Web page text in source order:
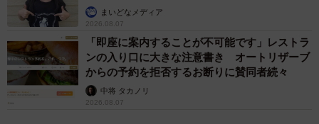
1番のおすすめは「陰干し」、あるいは「裏返し干し」で
す。直射日光の当たらない通風の良い日陰に干すのがベス
トですが、どうしても日に当たる場所に干す場合は、洋服
を全て「裏返し」にして干してください。これだけで、表
まいどなメディア
2026.08.07
「即座に案内することが不可能です」レストラ
ンの入り口に大きな注意書き オートリザーブ
からの予約を拒否するお断りに賛同者続々
中将 タカノリ
2026.08.07